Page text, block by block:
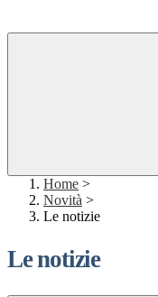
Home >
Novità >
Le notizie
Le notizie